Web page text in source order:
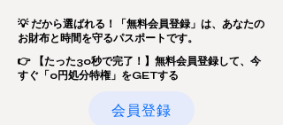
💡 だから選ばれる！「無料会員登録」は、あなたの
お財布と時間を守るパスポートです。
👉 【たった30秒で完了！】無料会員登録して、今
すぐ「0円処分特権」をGETする
会員登録